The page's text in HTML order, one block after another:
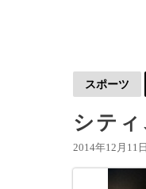
スポーツ
シテ
2014年12月11